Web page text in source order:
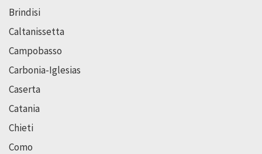
Brindisi
Caltanissetta
Campobasso
Carbonia-Iglesias
Caserta
Catania
Chieti
Como